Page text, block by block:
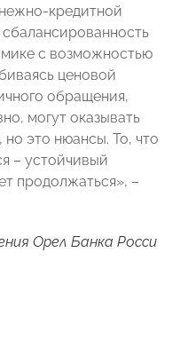
кредитной
с возможностью
ценовой
обращения,
могут оказывать
это нюансы. То, что
– устойчивый
продолжаться», –
Орел Банка Росси